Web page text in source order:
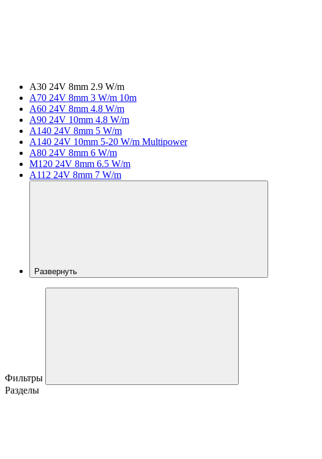
A30 24V 8mm 2.9 W/m
A70 24V 8mm 3 W/m 10m
A60 24V 8mm 4.8 W/m
A90 24V 10mm 4.8 W/m
A140 24V 8mm 5 W/m
A140 24V 10mm 5-20 W/m Multipower
A80 24V 8mm 6 W/m
M120 24V 8mm 6.5 W/m
A112 24V 8mm 7 W/m
Развернуть
Фильтры
Разделы